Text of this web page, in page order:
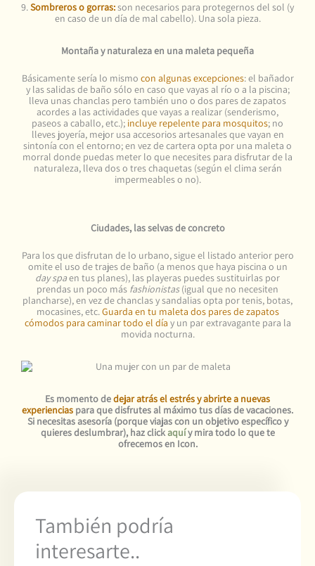
9.Sombreros o gorras:son necesarios para protegernos del sol (y
en caso de un día de mal cabello). Una sola pieza.
Montaña y naturaleza en una maleta pequeña
Básicamente sería lo mismo con algunas excepciones: el bañador
y las salidas de baño sólo en caso que vayas al río o a la piscina;
lleva unas chanclas pero también uno o dos pares de zapatos
acordes a las actividades que vayas a realizar (senderismo,
paseos a caballo, etc.); incluye repelente para mosquitos; no
lleves joyería, mejor usa accesorios artesanales que vayan en
sintonía con el entorno; en vez de cartera opta por una maleta o
morral donde puedas meter lo que necesites para disfrutar de la
naturaleza, lleva dos o tres chaquetas (según el clima serán
impermeables o no).
Ciudades, las selvas de concreto
Para los que disfrutan de lo urbano, sigue el listado anterior pero
omite el uso de trajes de baño (a menos que haya piscina o un
day spaen tus planes), las playeras puedes sustituirlas por
prendas un poco más fashionistas(igual que no necesiten
plancharse), en vez de chanclas y sandalias opta por tenis, botas,
mocasines, etc.Guarda en tu maleta dos pares de zapatos
cómodos para caminar todo el día y un par extravagante para la
movida nocturna.
Es momento dedejar atrás el estrés y abrirte a nuevas
experiencias para que disfrutes al máximo tus días de vacaciones.
Si necesitas asesoría (porque viajas con un objetivo específico y
quieres deslumbrar), haz clickaquíy mira todo lo que te
ofrecemos en Icon.
También podría
interesarte..